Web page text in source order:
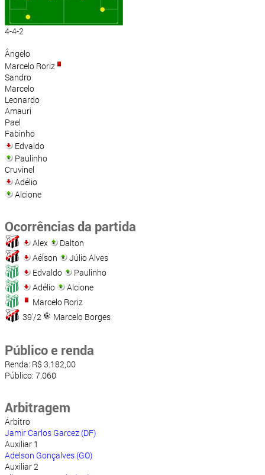
4-4-2
Ângelo
Marcelo Roriz
Sandro
Marcelo
Leonardo
Amauri
Pael
Fabinho
Edvaldo
Paulinho
Cruvinel
Adélio
Alcione
Ocorrências da partida
Alex
Dalton
Aélson
Júlio Alves
Edvaldo
Paulinho
Adélio
Alcione
Marcelo Roriz
39'/2
Marcelo Borges
Público e renda
Renda: R$ 3.182,00
Público: 7.060
Arbitragem
Árbitro
Jamir Carlos Garcez (DF)
Auxiliar 1
Adelson Gonçalves (GO)
Auxiliar 2